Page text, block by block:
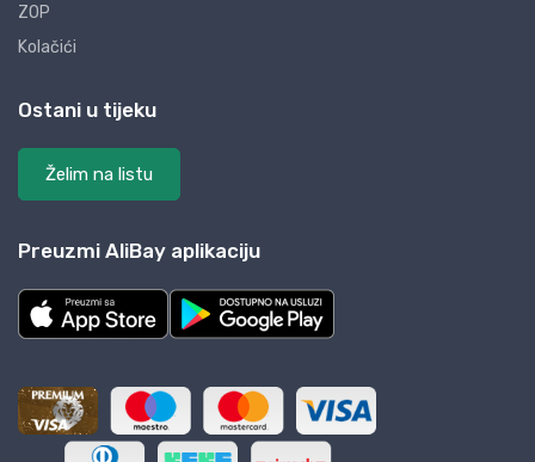
ZOP
Kolačići
Ostani u tijeku
Želim na listu
Preuzmi AliBay aplikaciju